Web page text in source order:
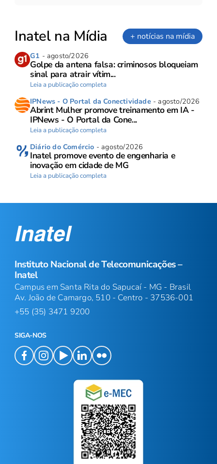
Inatel na Mídia + notícias na mídia
G1 - agosto/2026
Golpe da antena falsa: criminosos bloqueiam
sinal para atrair vítim...
Leia a publicação completa
IPNews - O Portal da Conectividade- agosto/2026
Abrint Mulher promove treinamento em IA -
IPNews - O Portal da Cone...
Leia a publicação completa
Diário do Comércio - agosto/2026
Inatel promove evento de engenharia e
inovação em cidade de MG
Leia a publicação completa
Instituto Nacional de Telecomunicações –
Inatel
Campus em Santa Rita do Sapucaí - MG - Brasil
Av. João de Camargo, 510 - Centro - 37536-001
+55 (35) 3471 9200
SIGA-NOS